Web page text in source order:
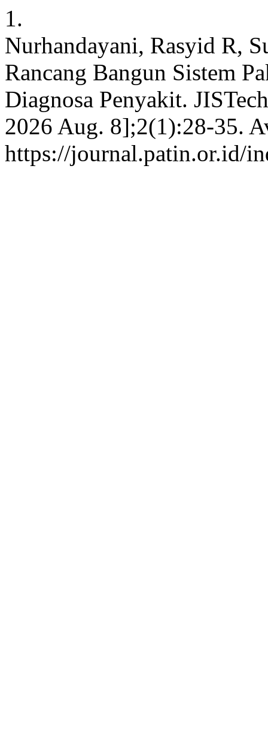
1.
Nurhandayani, Rasyid R,
Rancang Bangun Sistem
Diagnosa Penyakit.
2026 Aug. 8];2(1):28-35.
https://journal.patin.or.id/